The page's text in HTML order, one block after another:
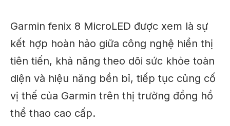
Garmin fenix 8 MicroLED được xem là sự
kết hợp hoàn hảo giữa công nghệ hiển thị
tiên tiến, khả năng theo dõi sức khỏe toàn
diện và hiệu năng bền bỉ, tiếp tục củng cố
vị thế của Garmin trên thị trường đồng hồ
thể thao cao cấp.